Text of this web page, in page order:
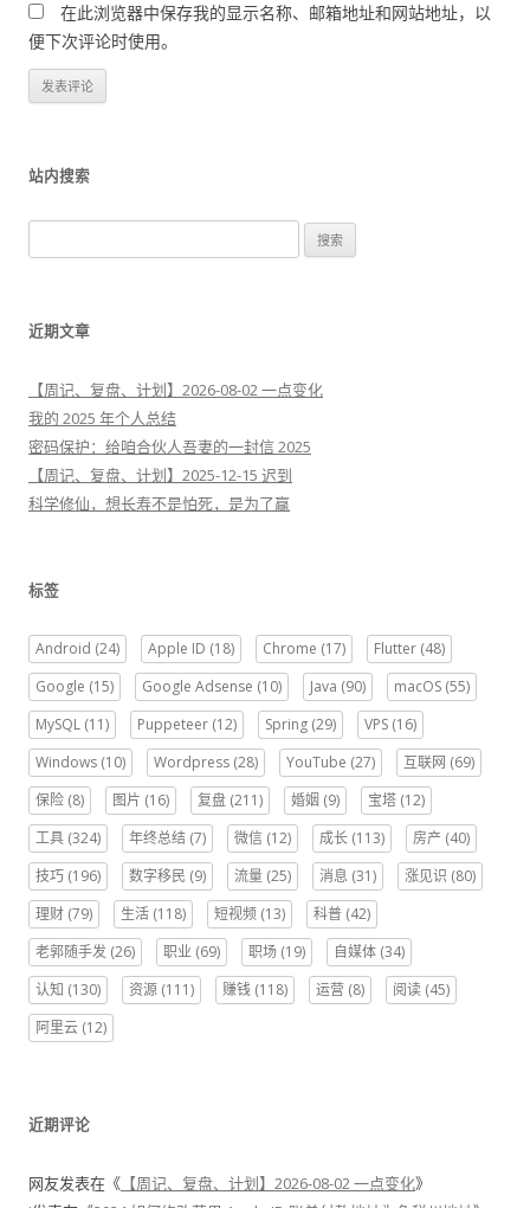
在此浏览器中保存我的显示名称、邮箱地址和网站地址，以
便下次评论时使用。
站内搜索
索
近期文章
【周记、复盘、计划】2026-08-02 一点变化
我的 2025 年个人总结
密码保护：给咱合伙人吾妻的一封信 2025
【周记、复盘、计划】2025-12-15 迟到
科学修仙，想长寿不是怕死，是为了赢
标签
Android (24) Apple ID (18) Chrome (17) Flutter (48)
Google (15) Google Adsense (10) Java (90) macOS (55)
MySQL (11) Puppeteer (12) Spring (29) VPS (16)
Windows (10) Wordpress (28) YouTube (27) 互联网 (69)
保险 (8) 图片 (16) 复盘 (211) 婚姻 (9) 宝塔 (12)
工具 (324) 年终总结 (7) 微信 (12) 成长 (113) 房产 (40)
技巧 (196) 数字移民 (9) 流量 (25) 消息 (31) 涨见识 (80)
理财 (79) 生活 (118) 短视频 (13) 科普 (42)
老郭随手发 (26) 职业 (69) 职场 (19) 自媒体 (34)
认知 (130) 资源 (111) 赚钱 (118) 运营 (8) 阅读 (45)
阿里云 (12)
近期评论
网友发表在《 【周记、复盘、计划】2026-08-02 一点变化》